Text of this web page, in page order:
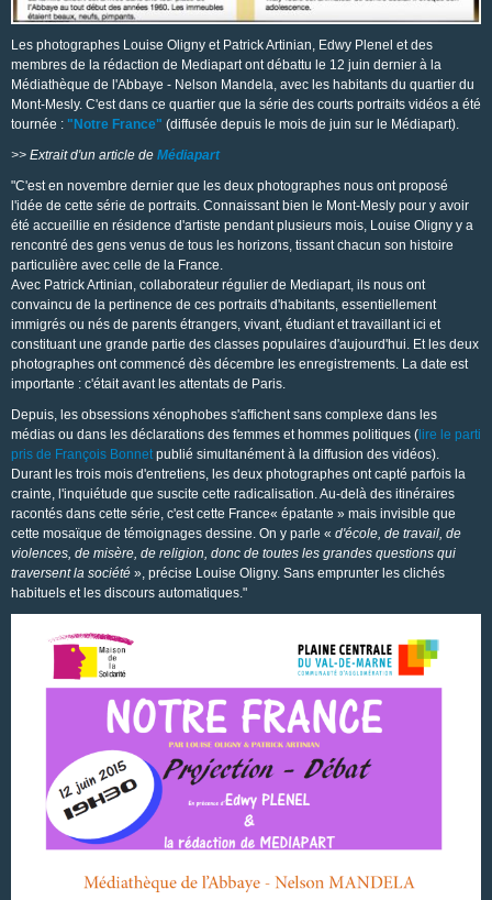
Les photographes Louise Oligny et Patrick Artinian, Edwy Plenel et des
membres de la rédaction de Mediapart ont débattu le 12 juin dernier à la
Médiathèque de l'Abbaye - Nelson Mandela, avec les habitants du quartier du
Mont-Mesly. C'est dans ce quartier que la série des courts portraits vidéos a été
tournée : "Notre France" (diffusée depuis le mois de juin sur le Médiapart).
>> Extrait d'un article de Médiapart
"C'est en novembre dernier que les deux photographes nous ont proposé
l'idée de cette série de portraits. Connaissant bien le Mont-Mesly pour y avoir
été accueillie en résidence d'artiste pendant plusieurs mois, Louise Oligny y a
rencontré des gens venus de tous les horizons, tissant chacun son histoire
particulière avec celle de la France.
Avec Patrick Artinian, collaborateur régulier de Mediapart, ils nous ont
convaincu de la pertinence de ces portraits d'habitants, essentiellement
immigrés ou nés de parents étrangers, vivant, étudiant et travaillant ici et
constituant une grande partie des classes populaires d'aujourd'hui. Et les deux
photographes ont commencé dès décembre les enregistrements. La date est
importante : c'était avant les attentats de Paris.
Depuis, les obsessions xénophobes s'affichent sans complexe dans les
médias ou dans les déclarations des femmes et hommes politiques (lire le parti
pris de François Bonnet publié simultanément à la diffusion des vidéos).
Durant les trois mois d'entretiens, les deux photographes ont capté parfois la
crainte, l'inquiétude que suscite cette radicalisation. Au-delà des itinéraires
racontés dans cette série, c'est cette France« épatante » mais invisible que
cette mosaïque de témoignages dessine. On y parle « d'école, de travail, de
violences, de misère, de religion, donc de toutes les grandes questions qui
traversent la société », précise Louise Oligny. Sans emprunter les clichés
habituels et les discours automatiques."